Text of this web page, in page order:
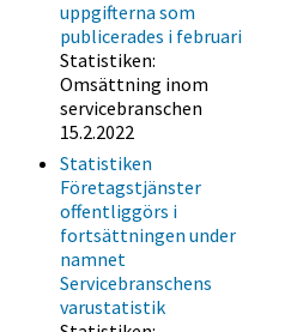
uppgifterna som
publicerades i februari
Statistiken:
Omsättning inom
servicebranschen
15.2.2022
Statistiken
Företagstjänster
offentliggörs i
fortsättningen under
namnet
Servicebranschens
varustatistik